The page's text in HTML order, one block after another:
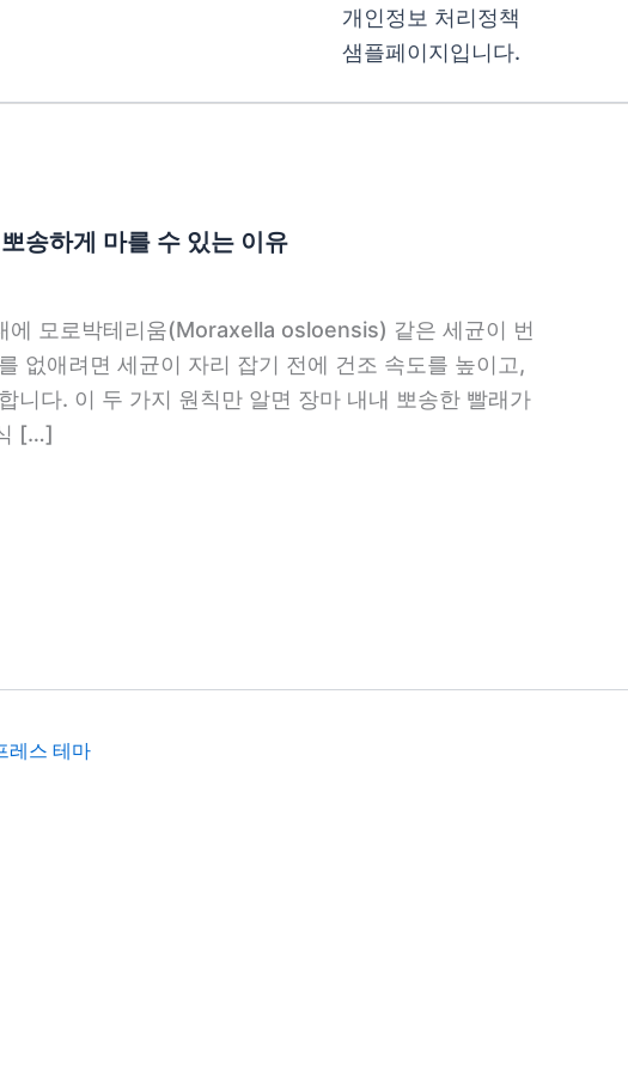
개인정보 처리정책
샘플페이지입니다.
송하게 마를 수 있는 이유
에 모로박테리움(Moraxella osloensis) 같은 세균이 번
없애려면 세균이 자리 잡기 전에 건조 속도를 높이고,
니다. 이 두 가지 원칙만 알면 장마 내내 뽀송한 빨래가
[…]
레스 테마